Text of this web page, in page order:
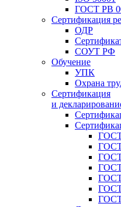
ГОСТ РВ
Сертификация
ОДР
СОУТ РФ
Обучение
УПК
Охрана
Сертификация
и
ГОСТ
ГОСТ
ГОСТ
ГОСТ
ГОСТ
ГОСТ